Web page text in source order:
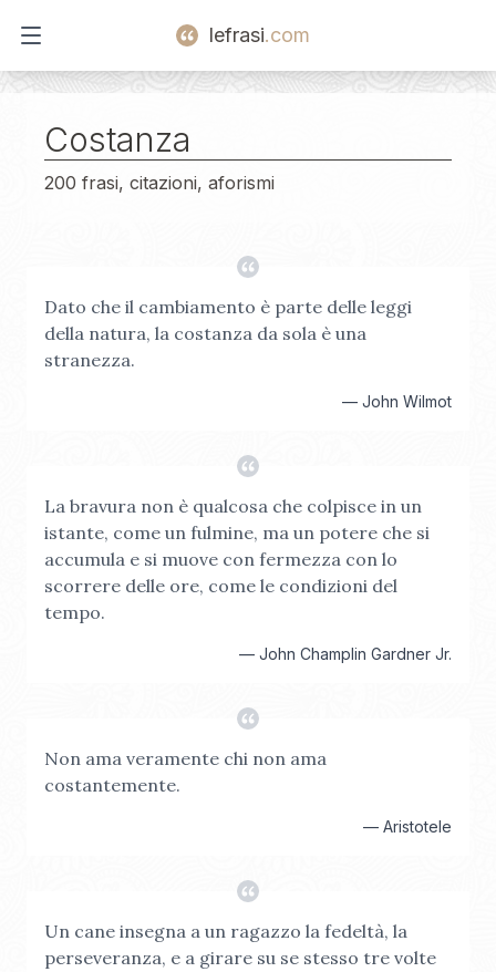
Open main menu
lefrasi.com
Costanza
200 frasi, citazioni, aforismi
Dato che il cambiamento è parte delle leggi
della natura, la costanza da sola è una
stranezza.
— John Wilmot
La bravura non è qualcosa che colpisce in un
istante, come un fulmine, ma un potere che si
accumula e si muove con fermezza con lo
scorrere delle ore, come le condizioni del
tempo.
— John Champlin Gardner Jr.
Non ama veramente chi non ama
costantemente.
— Aristotele
Un cane insegna a un ragazzo la fedeltà, la
perseveranza, e a girare su se stesso tre volte